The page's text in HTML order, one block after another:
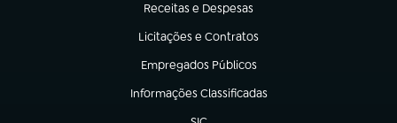
Receitas e Despesas
(abre em nova aba)
Licitações e Contratos
(abre em nova aba)
Empregados Públicos
(abre em nova aba)
Informações Classificadas
(abre em nova aba)